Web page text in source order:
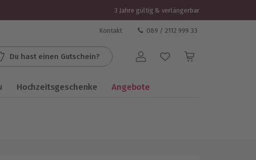
3 Jahre gültig & verlängerbar
Kontakt 089 / 2112 999 33
Du hast einen Gutschein? Benutzerkonto
Hochzeitsgeschenke Angebote